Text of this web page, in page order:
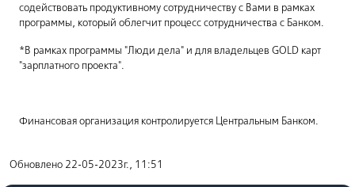
содействовать продуктивному сотрудничеству с Вами в рамках
программы, который облегчит процесс сотрудничества с Банком.
*В рамках программы "Люди дела" и для владельцев GOLD карт
"зарплатного проекта".
Финансовая организация контролируется Центральным Банком.
Обновлено 22-05-2023г., 11:51